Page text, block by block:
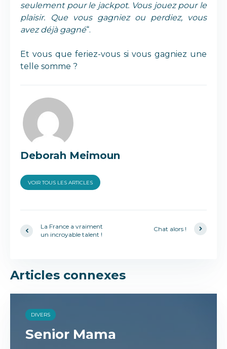
seulement pour le jackpot. Vous jouez pour le
plaisir.
Que vous gagniez ou perdiez, vous
avez déjà gagné“.
Et vous que feriez-vous si vous gagniez une
telle somme ?
Deborah Meimoun
VOIR TOUS LES ARTICLES
La France a vraiment
un incroyable talent !
Chat alors !
Articles connexes
DIVERS
Senior Mama